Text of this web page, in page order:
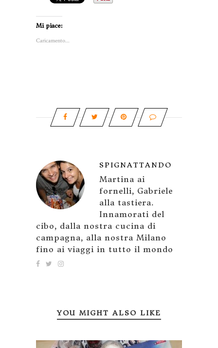
Mi piace:
Caricamento...
SPIGNATTANDO
Martina ai
fornelli, Gabriele
alla tastiera.
Innamorati del
cibo, dalla nostra cucina di
campagna, alla nostra Milano
fino ai viaggi in tutto il mondo
YOU MIGHT ALSO LIKE